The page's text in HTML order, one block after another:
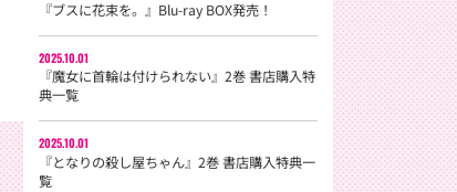
『ブスに花束を。』Blu-ray BOX発売！
2025.10.01
『魔女に首輪は付けられない』2巻 書店購入特
典一覧
2025.10.01
『となりの殺し屋ちゃん』2巻 書店購入特典一
覧